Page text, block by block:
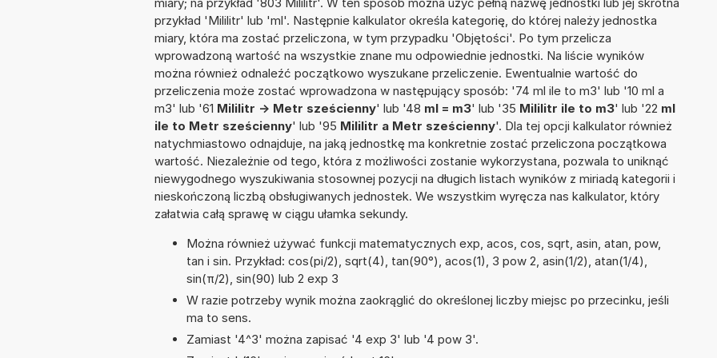
przykład 'Mililitr' lub 'ml'. Następnie kalkulator określa kategorię, do której należy jednostka
miary, która ma zostać przeliczona, w tym przypadku 'Objętości'. Po tym przelicza
wprowadzoną wartość na wszystkie znane mu odpowiednie jednostki. Na liście wyników
można również odnaleźć początkowo wyszukane przeliczenie. Ewentualnie wartość do
przeliczenia może zostać wprowadzona w następujący sposób: '74 ml ile to m3' lub '10 ml a
m3' lub '61 Mililitr -> Metr sześcienny' lub '48 ml = m3' lub '35 Mililitr ile to m3' lub '22 ml
ile to Metr sześcienny' lub '95 Mililitr a Metr sześcienny'. Dla tej opcji kalkulator również
natychmiastowo odnajduje, na jaką jednostkę ma konkretnie zostać przeliczona początkowa
wartość. Niezależnie od tego, która z możliwości zostanie wykorzystana, pozwala to uniknąć
niewygodnego wyszukiwania stosownej pozycji na długich listach wyników z miriadą kategorii i
nieskończoną liczbą obsługiwanych jednostek. We wszystkim wyręcza nas kalkulator, który
załatwia całą sprawę w ciągu ułamka sekundy.
Można również używać funkcji matematycznych exp, acos, cos, sqrt, asin, atan, pow,
tan i sin. Przykład: cos(pi/2), sqrt(4), tan(90°), acos(1), 3 pow 2, asin(1/2), atan(1/4),
sin(π/2), sin(90) lub 2 exp 3
W razie potrzeby wynik można zaokrąglić do określonej liczby miejsc po przecinku, jeśli
ma to sens.
Zamiast '4^3' można zapisać '4 exp 3' lub '4 pow 3'.